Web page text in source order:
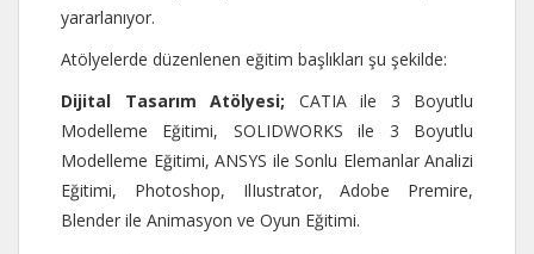
yararlanıyor.
Atölyelerde düzenlenen eğitim başlıkları şu şekilde:
Dijital Tasarım Atölyesi; CATIA ile 3 Boyutlu
Modelleme Eğitimi, SOLIDWORKS ile 3 Boyutlu
Modelleme Eğitimi, ANSYS ile Sonlu Elemanlar Analizi
Eğitimi, Photoshop, IlIustrator, Adobe Premire,
Blender ile Animasyon ve Oyun Eğitimi.